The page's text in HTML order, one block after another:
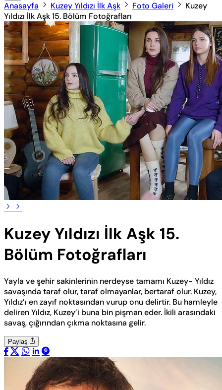
Anasayfa Kuzey Yıldızı İlk Aşk Foto Galeri
Kuzey
Yıldızı İlk Aşk 15. Bölüm Fotoğrafları
Kuzey Yıldızı İlk Aşk 15.
Bölüm Fotoğrafları
Yayla ve şehir sakinlerinin nerdeyse tamamı Kuzey- Yıldız
savaşında taraf olur, taraf olmayanlar, bertaraf olur. Kuzey,
Yıldız’ı en zayıf noktasından vurup onu delirtir. Bu hamleyle
deliren Yıldız, Kuzey’i buna bin pişman eder. İkili arasındaki
savaş, çığırından çıkma noktasına gelir.
Paylaş